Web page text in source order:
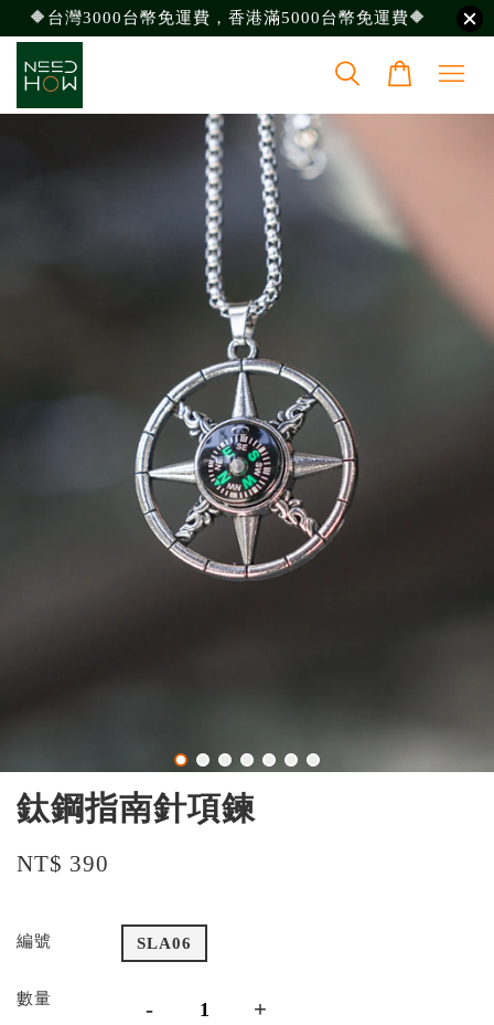
🔶台灣3000台幣免運費，香港滿5000台幣免運費🔶
鈦鋼指南針項鍊
NT$ 390
編號 SLA06
數量 - +